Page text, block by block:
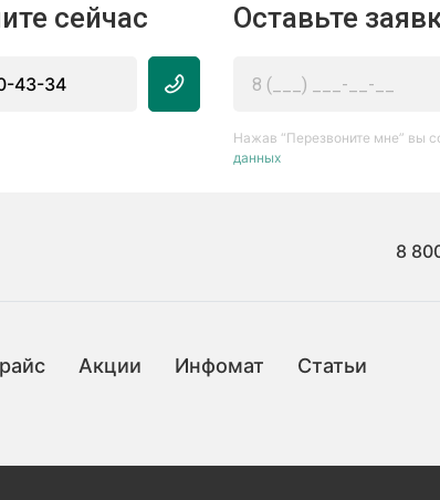
сейчас
43-34
Оставьте
Нажав “Перезвоните мне” вы
данных
8
Акции Инфомат Статьи